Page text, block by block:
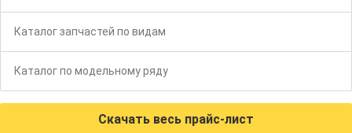
Каталог запчастей по видам
Каталог по модельному ряду
Скачать весь прайс-лист